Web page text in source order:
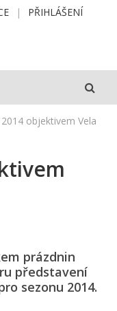
PŘIHLÁŠENÍ
objektivem Vela
prázdnin
představení
sezonu 2014.